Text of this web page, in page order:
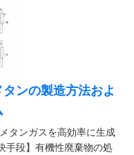
ンの製造方法およ
タンガスを高効率に生成
手段】有機性廃棄物の処